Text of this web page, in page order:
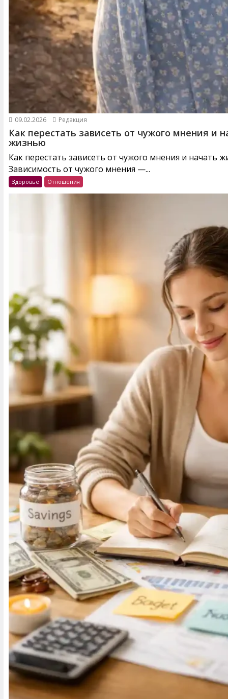
09.02.2026 Редакция
Как перестать зависеть от чужого мнения и
жизнью
Как перестать зависеть от чужого мнения и начать
Зависимость от чужого мнения —...
Здоровье Отношения